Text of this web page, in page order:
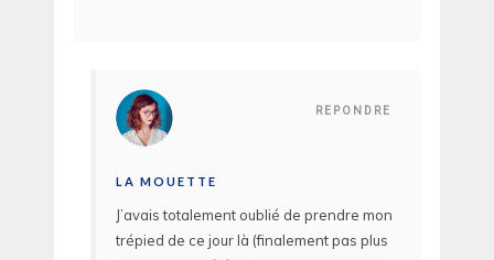
REPONDRE
LA MOUETTE
J’avais totalement oublié de prendre mon
trépied de ce jour là (finalement pas plus